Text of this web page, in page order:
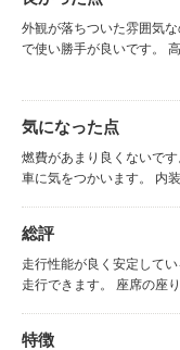
外観が落ちついた雰囲気
で使い勝手が良いです。
気になった点
燃費があまり良くないで
車に気をつかいます。 内
総評
走行性能が良く安定して
走行できます。 座席の座
特徴